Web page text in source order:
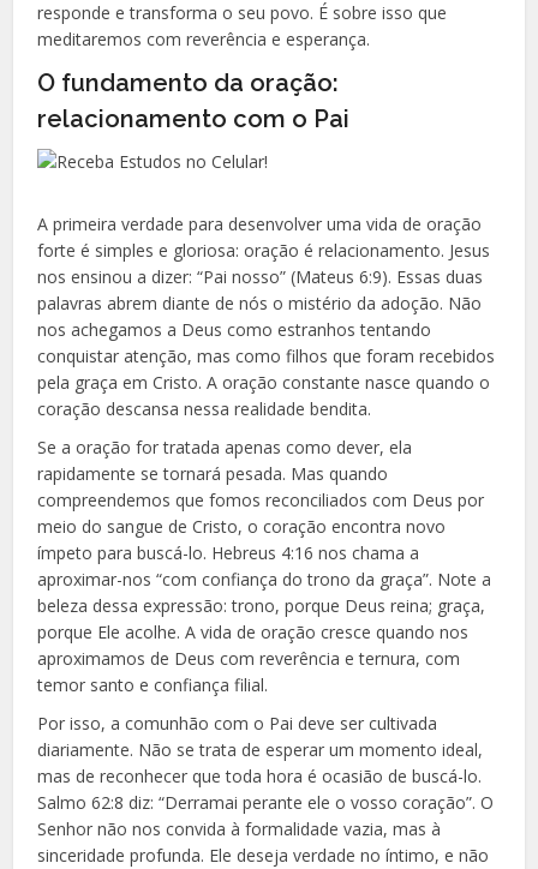
responde e transforma o seu povo. É sobre isso que
meditaremos com reverência e esperança.
O fundamento da oração:
relacionamento com o Pai
A primeira verdade para desenvolver uma vida de oração
forte é simples e gloriosa: oração é relacionamento. Jesus
nos ensinou a dizer: “Pai nosso” (Mateus 6:9). Essas duas
palavras abrem diante de nós o mistério da adoção. Não
nos achegamos a Deus como estranhos tentando
conquistar atenção, mas como filhos que foram recebidos
pela graça em Cristo. A oração constante nasce quando o
coração descansa nessa realidade bendita.
Se a oração for tratada apenas como dever, ela
rapidamente se tornará pesada. Mas quando
compreendemos que fomos reconciliados com Deus por
meio do sangue de Cristo, o coração encontra novo
ímpeto para buscá-lo. Hebreus 4:16 nos chama a
aproximar-nos “com confiança do trono da graça”. Note a
beleza dessa expressão: trono, porque Deus reina; graça,
porque Ele acolhe. A vida de oração cresce quando nos
aproximamos de Deus com reverência e ternura, com
temor santo e confiança filial.
Por isso, a comunhão com o Pai deve ser cultivada
diariamente. Não se trata de esperar um momento ideal,
mas de reconhecer que toda hora é ocasião de buscá-lo.
Salmo 62:8 diz: “Derramai perante ele o vosso coração”. O
Senhor não nos convida à formalidade vazia, mas à
sinceridade profunda. Ele deseja verdade no íntimo, e não